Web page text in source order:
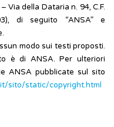
Via della Dataria n. 94, C.F.
di seguito “ANSA” e
modo sui testi proposti.
è di ANSA. Per ulteriori
ANSA pubblicate sul sito
sito/static/copyright.html